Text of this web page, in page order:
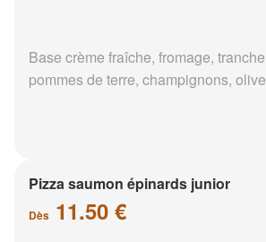
Base crème fraîche, fromage,
pommes de terre, champignons,
Pizza saumon épinards junior
Dès 11.50 €